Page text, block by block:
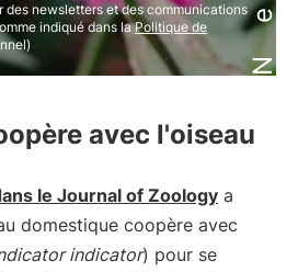
des newsletters et des communications
indiqué dans laPolitique de
avec l'oiseau
le Journal of Zoology a
domestique coopère avec
indicator) pour se